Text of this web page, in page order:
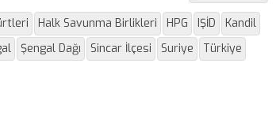
Halk Savunma Birlikleri HPG IŞİD
Kandil
Şengal Dağı Sincar İlçesi Suriye
Türkiye